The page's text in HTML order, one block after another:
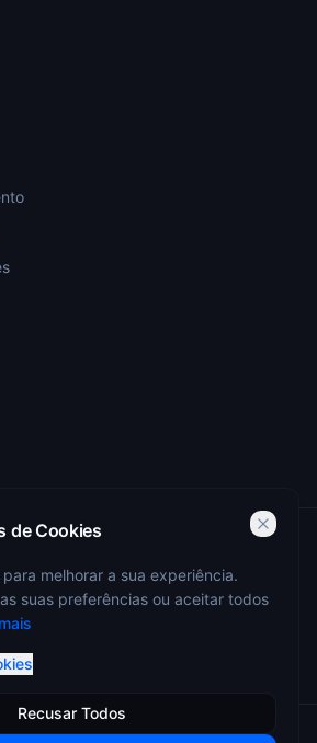
773/2009 — Registo nº 4349
de Cookies
melhorar a sua experiência.
suas preferências ou aceitar todos
Recusar Todos